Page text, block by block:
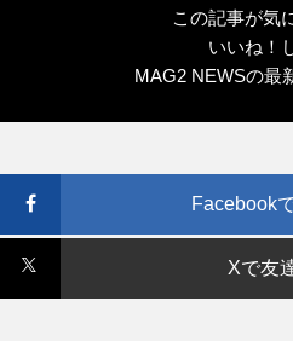
この記事が気
いいね！
MAG2 NEWSの最
Facebook
Xで友